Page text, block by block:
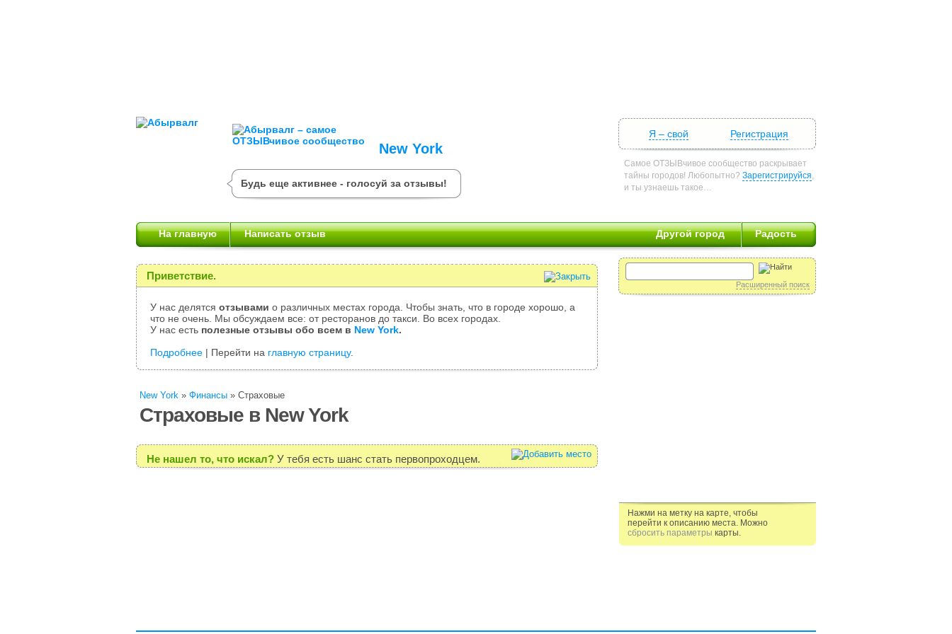
New York
Будь еще активнее - голосуй за отзывы!
Я – свой Регистрация
Самое ОТЗЫВчивое сообщество раскрывает
тайны городов! Любопытно? Зарегистрируйся,
и ты узнаешь такое…
На главную Написать отзыв Другой город Радость
Приветствие.
У нас делятся отзывами о различных местах города. Чтобы знать, что в городе хорошо, а
что не очень. Мы обсуждаем все: от ресторанов до такси. Во всех городах.
У нас есть полезные отзывы обо всем в New York.
Подробнее | Перейти на главную страницу.
New York » Финансы » Страховые
Страховые в New York
Не нашел то, что искал? У тебя есть шанс стать первопроходцем.
Расширенный поиск
Нажми на метку на карте, чтобы
перейти к описанию места. Можно
сбросить параметры карты.